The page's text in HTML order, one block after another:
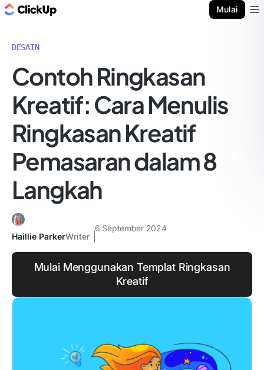
Mulai
DESAIN
Contoh Ringkasan
Kreatif: Cara Menulis
Ringkasan Kreatif
Pemasaran dalam 8
Langkah
Haillie ParkerWriter
6 September 2024
Mulai Menggunakan Templat Ringkasan
Kreatif